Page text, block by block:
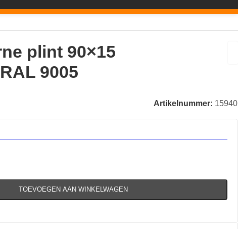
plint 90×15
9005
Artikelnummer: 15940
TOEVOEGEN AAN WINKELWAGEN